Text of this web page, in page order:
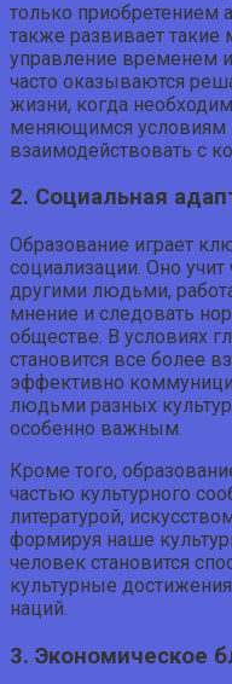
только приобретением
также развивает
управление временем
часто оказываются
жизни, когда
меняющимся условиям
взаимодействовать с
2. Социальная
Образование играет
социализации. Оно
другими людьми,
мнение и следовать
обществе. В условиях
становится все более
эффективно
людьми разных культур
особенно важным.
Кроме того,
частью культурного
литературой,
формируя наше
человек становится
культурные
наций.
3. Экономическое